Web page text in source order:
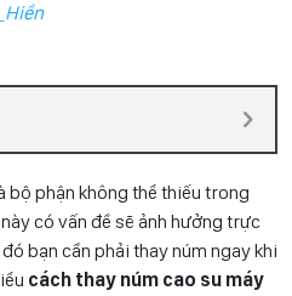
bộ phận không thể thiếu trong
có vấn đề sẽ ảnh hưởng trực
bạn cần phải thay núm ngay khi
cách thay núm cao su máy